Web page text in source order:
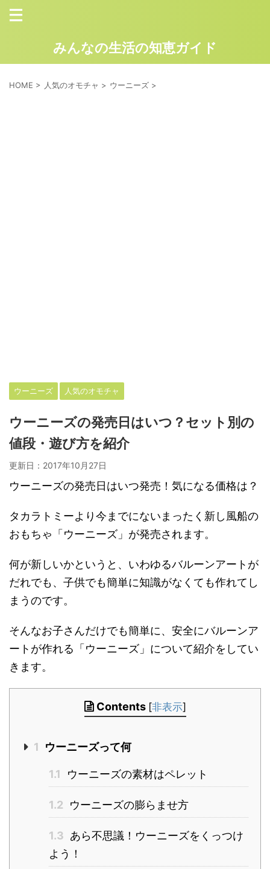
みんなの生活の知恵ガイド
HOME > 人気のオモチャ > ウーニーズ >
ウーニーズ 人気のオモチャ
ウーニーズの発売日はいつ？セット別の
値段・遊び方を紹介
更新日： 2017年10月27日
ウーニーズの発売日はいつ発売！気になる価格は？
タカラトミーより今までにないまったく新し風船の
おもちゃ「ウーニーズ」が発売されます。
何が新しいかというと、いわゆるバルーンアートが
だれでも、子供でも簡単に知識がなくても作れてし
まうのです。
そんなお子さんだけでも簡単に、安全にバルーンア
ートが作れる「ウーニーズ」について紹介をしてい
きます。
Contents [非表示]
1 ウーニーズって何
1.1 ウーニーズの素材はペレット
1.2 ウーニーズの膨らませ方
1.3 あら不思議！ウーニーズをくっつけ
よう！